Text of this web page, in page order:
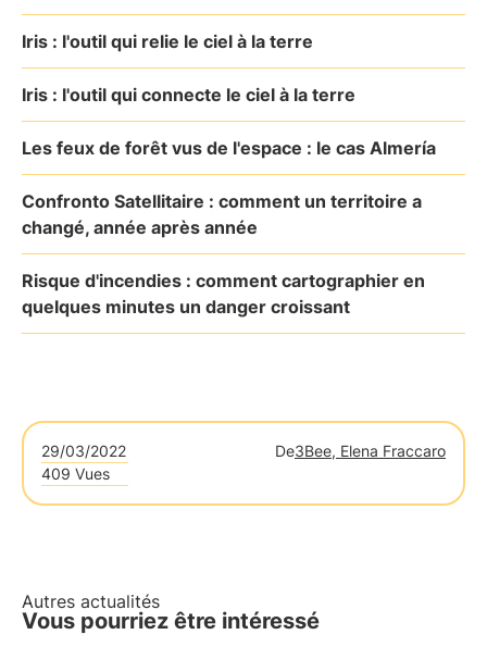
Iris : l'outil qui relie le ciel à la terre
Iris : l'outil qui connecte le ciel à la terre
Les feux de forêt vus de l'espace : le cas Almería
Confronto Satellitaire : comment un territoire a
changé, année après année
Risque d'incendies : comment cartographier en
quelques minutes un danger croissant
29/03/2022 De3Bee, Elena Fraccaro
409 Vues
Autres actualités
Vous pourriez être intéressé